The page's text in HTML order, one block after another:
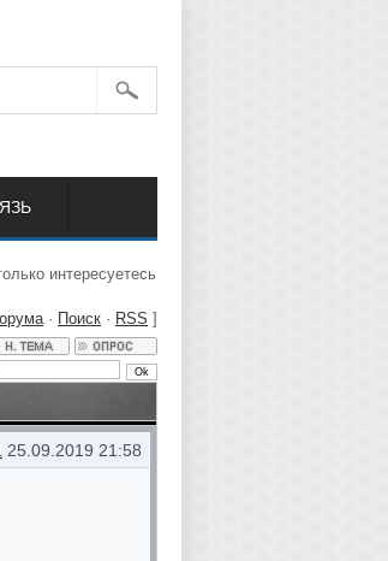
интересуетесь
· Поиск · RSS ]
25.09.2019 21:58